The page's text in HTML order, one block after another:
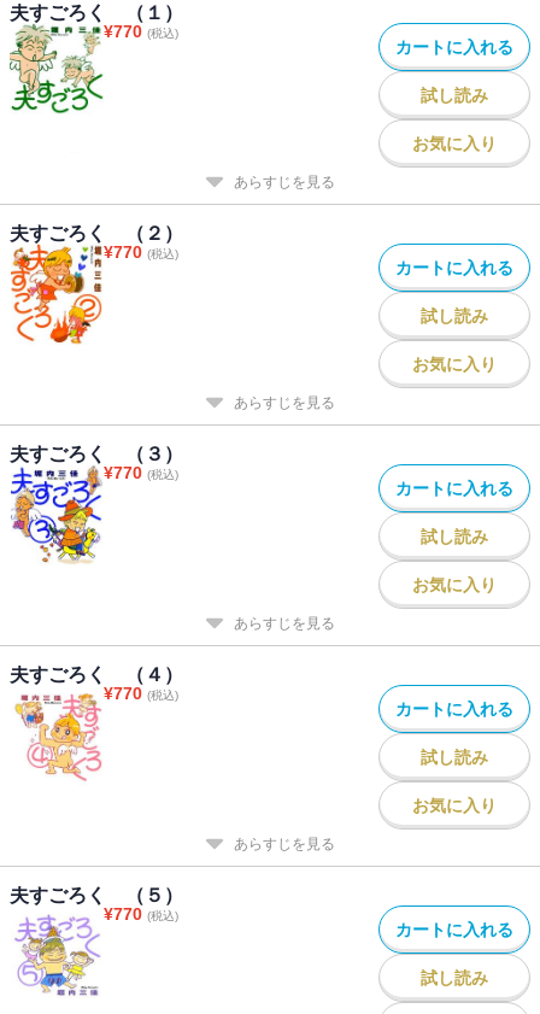
夫すごろく （１）
¥770 (税込)
カートに入れる
試し読み
お気に入り
あらすじを見る
夫すごろく （２）
¥770 (税込)
カートに入れる
試し読み
お気に入り
あらすじを見る
夫すごろく （３）
¥770 (税込)
カートに入れる
試し読み
お気に入り
あらすじを見る
夫すごろく （４）
¥770 (税込)
カートに入れる
試し読み
お気に入り
あらすじを見る
夫すごろく （５）
¥770 (税込)
カートに入れる
試し読み